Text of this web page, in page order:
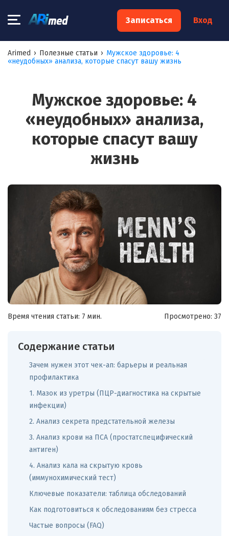
Записаться Вход
Arimed › Полезные статьи › Мужское здоровье: 4
«неудобных» анализа, которые спасут вашу жизнь
Мужское здоровье: 4
«неудобных» анализа,
которые спасут вашу
жизнь
Время чтения статьи: 7 мин. Просмотрено: 37
Содержание статьи
Зачем нужен этот чек-ап: барьеры и реальная
профилактика
1. Мазок из уретры (ПЦР-диагностика на скрытые
инфекции)
2. Анализ секрета предстательной железы
3. Анализ крови на ПСА (простатспецифический
антиген)
4. Анализ кала на скрытую кровь
(иммунохимический тест)
Ключевые показатели: таблица обследований
Как подготовиться к обследованиям без стресса
Частые вопросы (FAQ)
×
Запишитесь на консультацию к
специалисту
Ваш телефон:*
Я согласен наобработку моих персональных данных